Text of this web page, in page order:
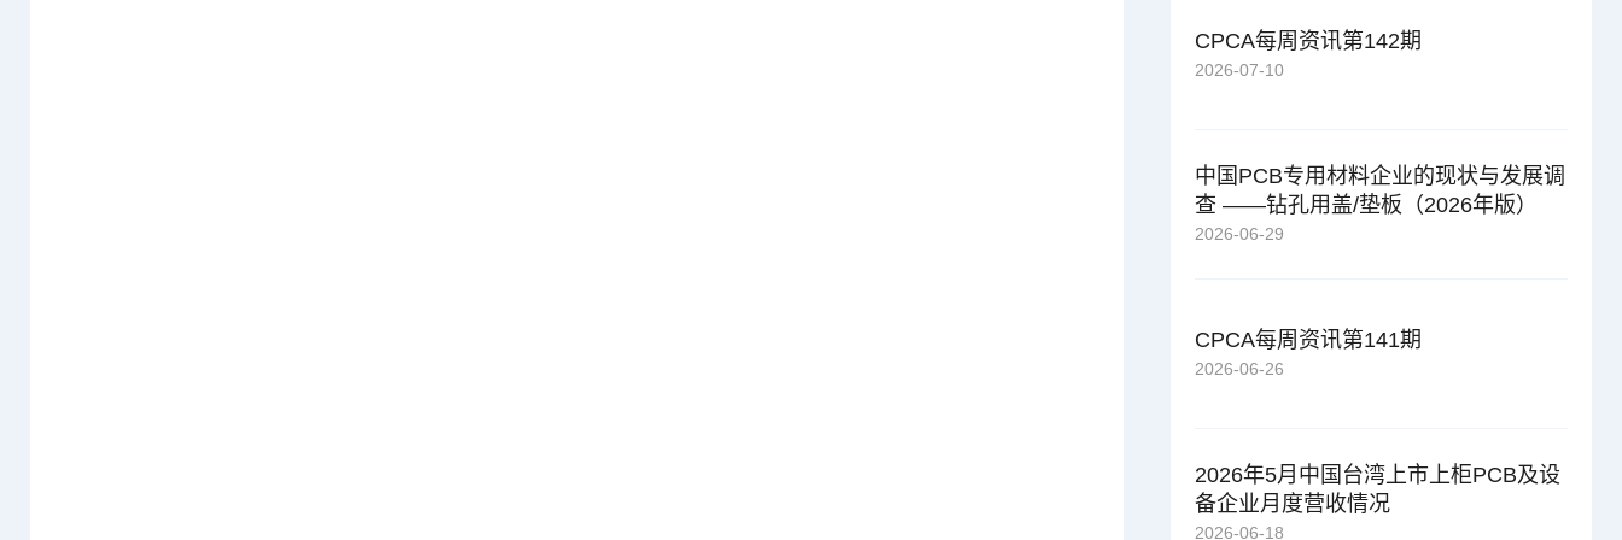
CPCA每周资讯第142期
2026-07-10
中国PCB专用材料企业的现状与发展调
查 ——钻孔用盖/垫板（2026年版）
2026-06-29
CPCA每周资讯第141期
2026-06-26
2026年5月中国台湾上市上柜PCB及设
备企业月度营收情况
2026-06-18